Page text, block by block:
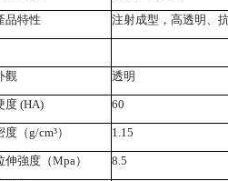
品特性 注射成型，高透明、
觀 透明
度 (HA) 60
度（g/cm³） 1.15
伸強度（Mpa） 8.5